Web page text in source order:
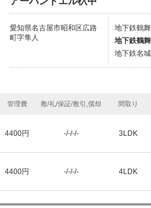
愛知県名古屋市昭和区広路
町字隼人
地下鉄鶴
地下鉄鶴
地下鉄名
管理費 敷/礼/保証/敷引,償却 間取り
4400円 -/-/-/- 3LDK
4400円 -/-/-/- 4LDK